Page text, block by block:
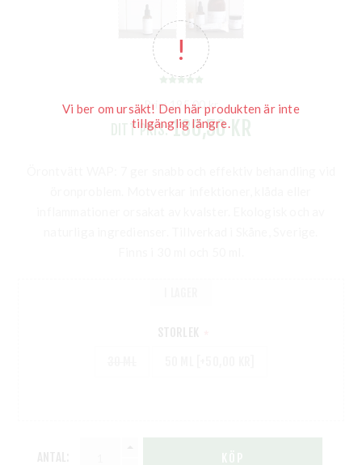
Vi ber om ursäkt! Den här produkten är inte
tillgänglig längre.
Pris:195,00 kr
DITT PRIS: 136,50 KR